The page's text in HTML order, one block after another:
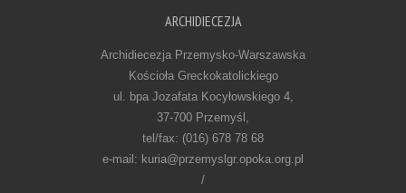
ARCHIDIECEZJA
Archidiecezja Przemysko-Warszawska
Kościoła Greckokatolickiego
ul. bpa Jozafata Kocyłowskiego 4,
37-700 Przemyśl,
tel/fax: (016) 678 78 68
e-mail: kuria@przemyslgr.opoka.org.pl
/